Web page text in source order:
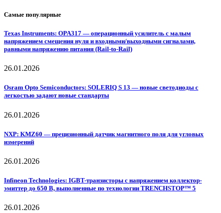
Самые популярные
Texas Instruments: OPA317 — операционный усилитель с малым
напряжением смещения нуля и входными/выходными сигналами,
равными напряжению питания (Rail-to-Rail)
26.01.2026
Osram Opto Semiconductors: SOLERIQ S 13 — новые светодиоды с
легкостью задают новые стандарты
26.01.2026
NXP: KMZ60 — прецизионный датчик магнитного поля для угловых
измерений
26.01.2026
Infineon Technologies: IGBT-транзисторы с напряжением коллектор-
эмиттер до 650 В, выполненные по технологии TRENCHSTOP™ 5
26.01.2026